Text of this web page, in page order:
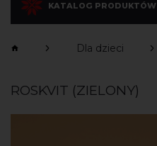
KATALOG PRODUKTÓW
Dla dzieci
ROSKVIT (ZIELONY)